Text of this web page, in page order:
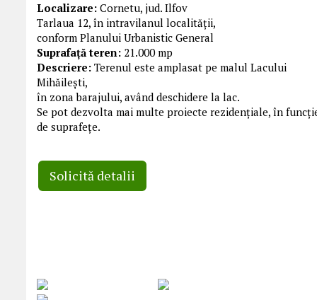
Localizare:Cornetu, jud. Ilfov
Tarlaua 12, în intravilanul localității,
conform Planului Urbanistic General
Suprafață teren:21.000 mp
Descriere: Terenul este amplasat pe malul Lacului
Mihăilești,
în zona barajului, având deschidere la lac.
Se pot dezvolta mai multe proiecte rezidențiale, în
de suprafețe.
Solicită detalii